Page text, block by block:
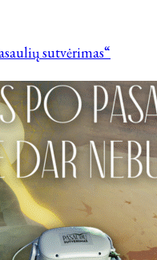
sutvėrimas“